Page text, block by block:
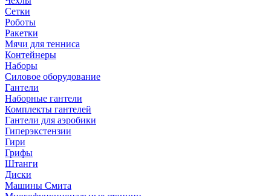
Сетки
Роботы
Ракетки
Мячи для тенниса
Контейнеры
Наборы
Силовое оборудование
Гантели
Наборные гантели
Комплекты гантелей
Гантели для аэробики
Гиперэкстензии
Гири
Грифы
Штанги
Диски
Машины Смита